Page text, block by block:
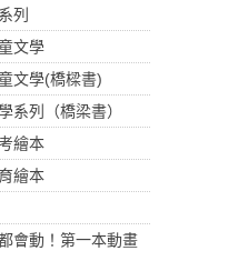
列
文學
文學(橋樑書)
系列（橋梁書）
繪本
繪本
會動！第一本動畫